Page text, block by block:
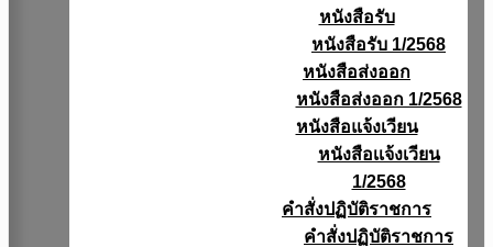
หนังสือรับ
หนังสือรับ 1/2568
หนังสือส่งออก
หนังสือส่งออก 1/2568
หนังสือแจ้งเวียน
หนังสือเเจ้งเวียน
1/2568
คำสั่งปฏิบัติราชการ
คำสั่งปฏิบัติราชการ